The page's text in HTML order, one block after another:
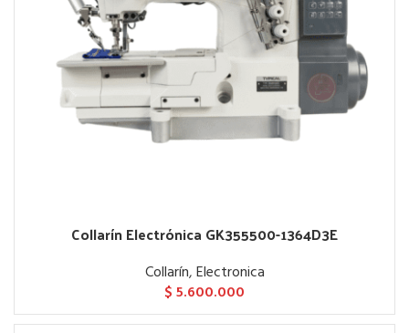
Collarín Electrónica GK355500-1364D3E
Collarín,Electronica
$5.600.000